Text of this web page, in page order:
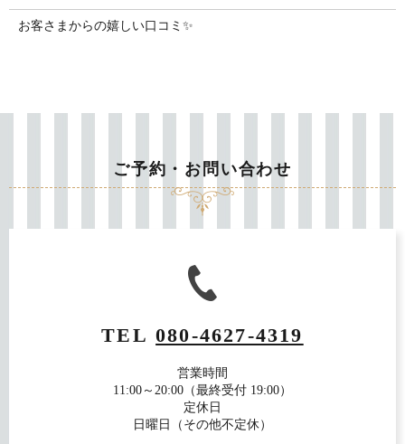
お客さまからの嬉しい口コミ✨
ご予約・お問い合わせ
TEL080-4627-4319
営業時間
11:00～20:00（最終受付 19:00）
定休日
日曜日（その他不定休）